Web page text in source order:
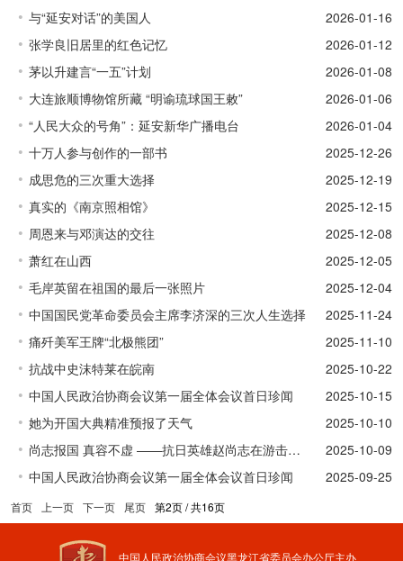
与“延安对话”的美国人
2026-01-16
张学良旧居里的红色记忆
2026-01-12
茅以升建言“一五”计划
2026-01-08
大连旅顺博物馆所藏 “明谕琉球国王敕”
2026-01-06
“人民大众的号角”：延安新华广播电台
2026-01-04
十万人参与创作的一部书
2025-12-26
成思危的三次重大选择
2025-12-19
真实的《南京照相馆》
2025-12-15
周恩来与邓演达的交往
2025-12-08
萧红在山西
2025-12-05
毛岸英留在祖国的最后一张照片
2025-12-04
中国国民党革命委员会主席李济深的三次人生选择
2025-11-24
痛歼美军王牌“北极熊团”
2025-11-10
抗战中史沫特莱在皖南
2025-10-22
中国人民政治协商会议第一届全体会议首日珍闻
2025-10-15
她为开国大典精准预报了天气
2025-10-10
尚志报国 真容不虚 ——抗日英雄赵尚志在游击队时期的照片发现始末
2025-10-09
中国人民政治协商会议第一届全体会议首日珍闻
2025-09-25
首页 上一页 下一页 尾页 第2页 / 共16页
中国人民政治协商会议黑龙江省委员会办公厅主办